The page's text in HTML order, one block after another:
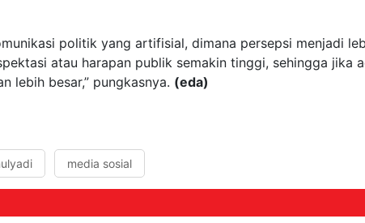
politik yang artifisial, dimana persepsi menjadi
atau harapan publik semakin tinggi, sehingga jika
lebih besar,” pungkasnya. (eda)
media sosial